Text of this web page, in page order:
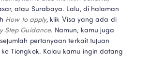
atau Surabaya. Lalu, di halaman
How to apply, klik Visa yang ada di
Step Guidance. Namun, kamu juga
pertanyaan terkait tujuan
Tiongkok. Kalau kamu ingin datang